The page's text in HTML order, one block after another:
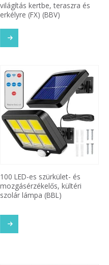
világítás kertbe, teraszra és
erkélyre (FX) (BBV)
100 LED-es szürkület- és
mozgásérzékelős, kültéri
szolár lámpa (BBL)